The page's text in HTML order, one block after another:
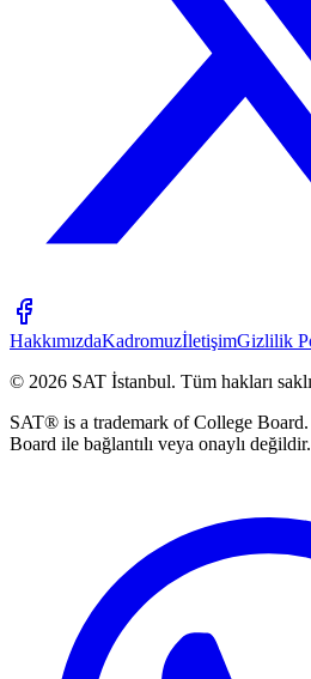
HakkımızdaKadromuzİletişimGizlilik
© 2026 SAT İstanbul. Tüm hakları
SAT® is a trademark of College
Board ile bağlantılı veya onaylı değildir.